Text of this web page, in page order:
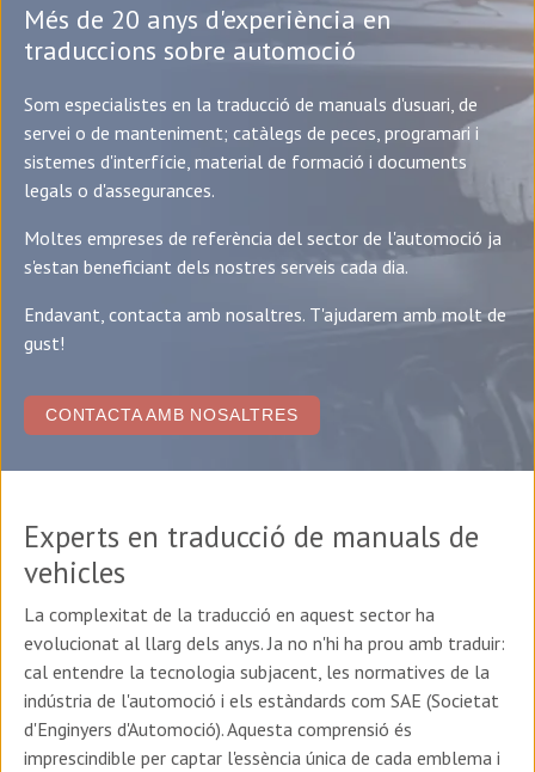
Més de 20 anys d'experiència en
traduccions sobre automoció
Som especialistes en la traducció de manuals d'usuari, de
servei o de manteniment; catàlegs de peces, programari i
sistemes d'interfície, material de formació i documents
legals o d'assegurances.
Moltes empreses de referència del sector de l'automoció ja
s'estan beneficiant dels nostres serveis cada dia.
Endavant, contacta amb nosaltres. T'ajudarem amb molt de
gust!
CONTACTA AMB NOSALTRES
Experts en traducció de manuals de
vehicles
La complexitat de la traducció en aquest sector ha
evolucionat al llarg dels anys. Ja no n'hi ha prou amb traduir:
cal entendre la tecnologia subjacent, les normatives de la
indústria de l'automoció i els estàndards com SAE (Societat
d'Enginyers d'Automoció). Aquesta comprensió és
imprescindible per captar l'essència única de cada emblema i